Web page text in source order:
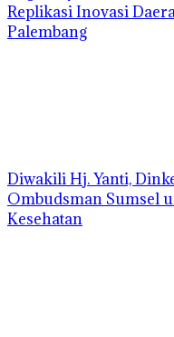
Replikasi Inovasi
Palembang
Diwakili Hj. Yanti,
Ombudsman Sumsel
Kesehatan